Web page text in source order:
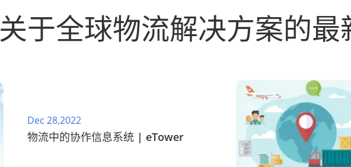
关于全球物流解决方案的最
Dec 28,2022
物流中的协作信息系统 | eTower